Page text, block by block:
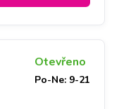
Otevřeno
Po-Ne: 9-21